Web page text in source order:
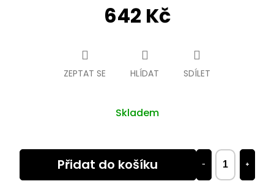
642 Kč
Skladem
+
−
Přidat do košíku
ZEPTAT SE HLÍDAT SDÍLET